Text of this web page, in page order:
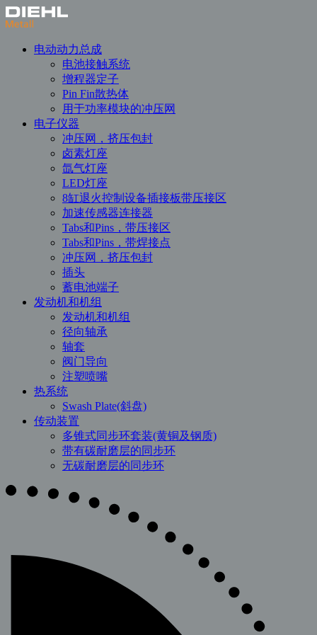
电动动力总成
电池接触系统
增程器定子
Pin Fin散热体
用于功率模块的冲压网
电子仪器
冲压网，挤压包封
卤素灯座
氙气灯座
LED灯座
8缸退火控制设备插接板带压接区
加速传感器连接器
Tabs和Pins，带压接区
Tabs和Pins，带焊接点
冲压网，挤压包封
插头
蓄电池端子
发动机和机组
发动机和机组
径向轴承
轴套
阀门导向
注塑喷嘴
热系统
Swash Plate(斜盘)
传动装置
多锥式同步环套装(黄铜及钢质)
带有碳耐磨层的同步环
无碳耐磨层的同步环